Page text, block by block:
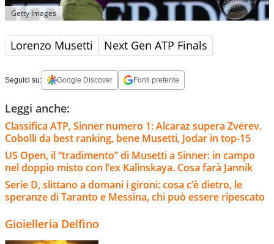
Getty Images
Lorenzo Musetti Next Gen ATP Finals
Seguici su: Google Discover Fonti preferite
Leggi anche:
Classifica ATP, Sinner numero 1: Alcaraz supera Zverev.
Cobolli da best ranking, bene Musetti, Jodar in top-15
US Open, il “tradimento” di Musetti a Sinner: in campo
nel doppio misto con l’ex Kalinskaya. Cosa farà Jannik
Serie D, slittano a domani i gironi: cosa c’è dietro, le
speranze di Taranto e Messina, chi può essere ripescato
Gioielleria Delfino